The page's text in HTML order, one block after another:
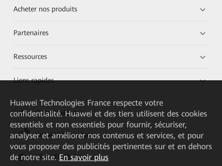
Acheter nos produits
Partenaires
Ressources
Liens rapides
HUAWEI eKit App
Huawei HiKnow App
HUAWEI eFly App
Huawei Technologies France respecte votre
confidentialité. Huawei et des tiers utilisent des cookies
essentiels et non essentiels pour fournir, sécuriser,
analyser et améliorer nos contenus et services, et pour
vous proposer des publicités pertinentes sur et en dehors
de notre site. En savoir plus